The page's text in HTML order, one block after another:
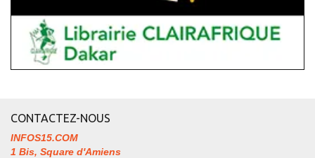
CONTACTEZ-NOUS
INFOS15.COM
1 Bis, Square d'Amiens